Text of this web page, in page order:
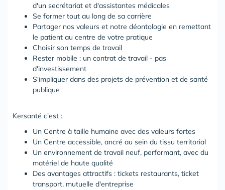
d'un secrétariat et d'assistantes médicales
Se former tout au long de sa carrière
Partager nos valeurs et notre déontologie en remettant
le patient au centre de votre pratique
Choisir son temps de travail
Rester mobile : un contrat de travail - pas
d'investissement
S'impliquer dans des projets de prévention et de santé
publique
Kersanté c'est :
Un Centre à taille humaine avec des valeurs fortes
Un Centre accessible, ancré au sein du tissu territorial
Un environnement de travail neuf, performant, avec du
matériel de haute qualité
Des avantages attractifs : tickets restaurants, ticket
transport, mutuelle d'entreprise